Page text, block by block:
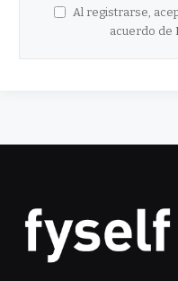
Al registrarse,
acuerdo de